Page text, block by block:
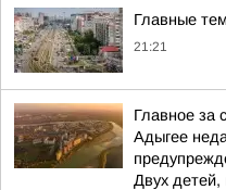
Главные
21:21
Главное за
Адыгее
Двух